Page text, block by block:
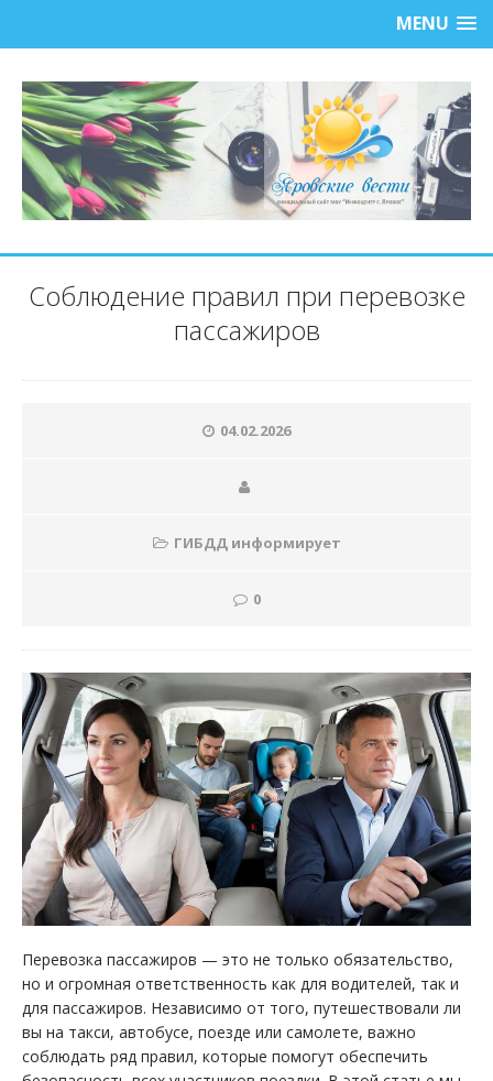
MENU
Соблюдение правил при перевозке
пассажиров
04.02.2026
ГИБДД информирует
0
Перевозка пассажиров — это не только обязательство,
но и огромная ответственность как для водителей, так и
для пассажиров. Независимо от того, путешествовали ли
вы на такси, автобусе, поезде или самолете, важно
соблюдать ряд правил, которые помогут обеспечить